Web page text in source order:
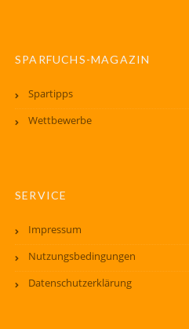
SPARFUCHS-MAGAZIN
Spartipps
Wettbewerbe
SERVICE
Impressum
Nutzungsbedingungen
Datenschutzerklärung